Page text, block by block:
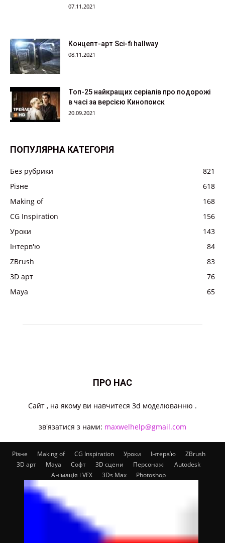
07.11.2021
Концепт-арт Sci-fi hallway
08.11.2021
Топ-25 найкращих серіалів про подорожі
в часі за версією Кинопоиск
20.09.2021
ПОПУЛЯРНА КАТЕГОРІЯ
Без рубрики
821
Різне
618
Making of
168
CG Inspiration
156
Уроки
143
Інтерв'ю
84
ZBrush
83
3D арт
76
Maya
65
ПРО НАС
Cайт , на якому ви навчитеся 3d моделюванню .
зв'язатися з нами: maxwelhelp@gmail.com
Різне Making of CG Inspiration Уроки Інтерв’ю
ZBrush
3D арт
Maya Софт 3D сцени Персонажі
Autodesk
Анімація і VFX
3Ds Max Photoshop